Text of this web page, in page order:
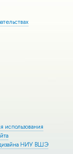
использования
НИУ ВШЭ